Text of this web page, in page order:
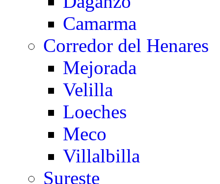
Camarma
Corredor del Henares
Mejorada
Velilla
Loeches
Meco
Villalbilla
Sureste